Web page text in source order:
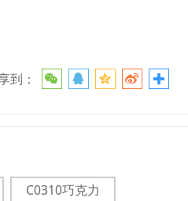
到：
C0310巧克力